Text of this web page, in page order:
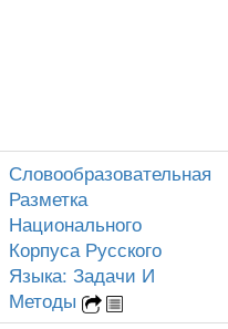
Словообразовательная
Разметка
Национального
Корпуса Русского
Языка: Задачи И
Методы